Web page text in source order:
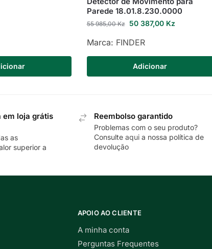
Parede 18.01.8.230.0000
55 985,00Kz 50 387,00 Kz
Marca: FINDER
Adicionar
em loja grátis
as
superior a
Reembolso garantido
Problemas com o seu produto?
Consulte aquia nossa política de
devolução
APOIO AO CLIENTE
A minha conta
Perguntas Frequentes